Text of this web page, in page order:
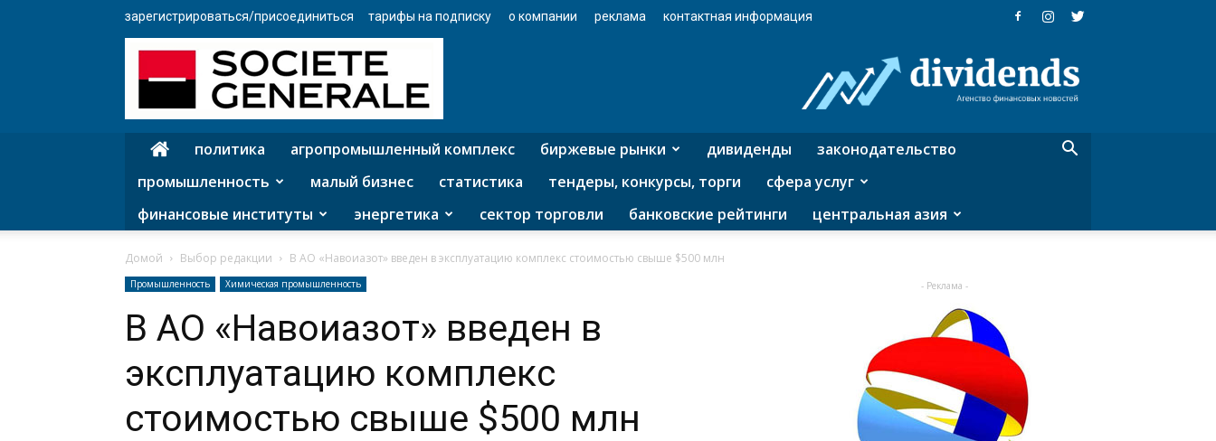
зарегистрироваться/присоединиться тарифы на подписку о компании реклама контактная информация
агентство
финансовых
политика агропромышленный комплекс биржевые рынки дивиденды
законодательство
промышленность
малый бизнес статистика тендеры, конкурсы, торги
сфера услуг
финансовые институты
энергетика сектор торговли банковские рейтинги центральная азия
Домой Выбор редакции В АО «Навоиазот» введен в эксплуатацию комплекс стоимостью свыше $500 млн
Промышленность Химическая промышленность
В АО «Навоиазот» введен в
эксплуатацию комплекс
стоимостью свыше $500 млн
- Реклама -